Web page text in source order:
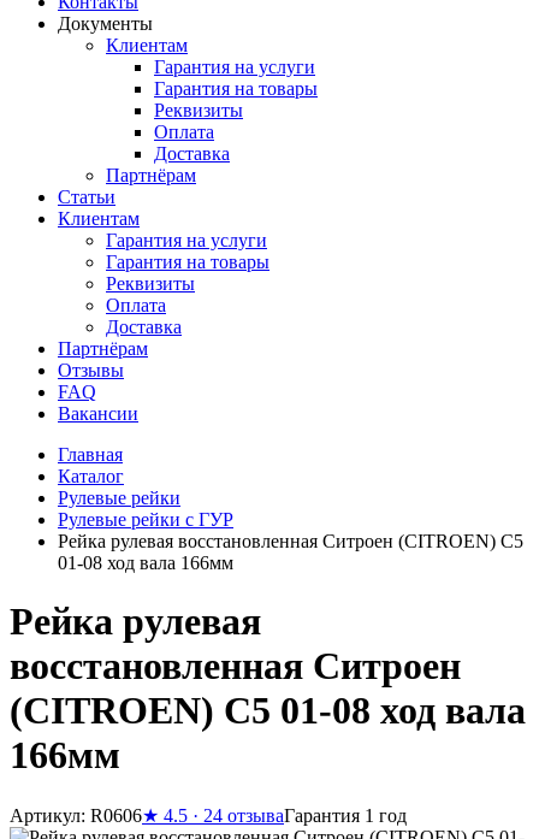
Документы
Клиентам
Гарантия на услуги
Гарантия на товары
Реквизиты
Оплата
Доставка
Партнёрам
Статьи
Клиентам
Гарантия на услуги
Гарантия на товары
Реквизиты
Оплата
Доставка
Партнёрам
Отзывы
FAQ
Вакансии
Главная
Каталог
Рулевые рейки
Рулевые рейки с ГУР
Рейка рулевая восстановленная Ситроен (CITROEN) C5
01-08 ход вала 166мм
Рейка рулевая
восстановленная Ситроен
(CITROEN) C5 01-08 ход вала
166мм
Артикул: R0606★ 4.5 · 24 отзываГарантия 1 год